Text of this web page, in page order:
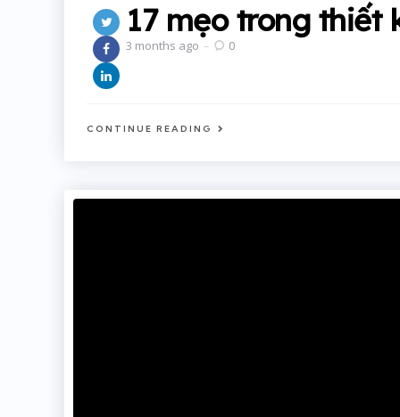
17 mẹo trong thiết
3 months ago 0
CONTINUE READING